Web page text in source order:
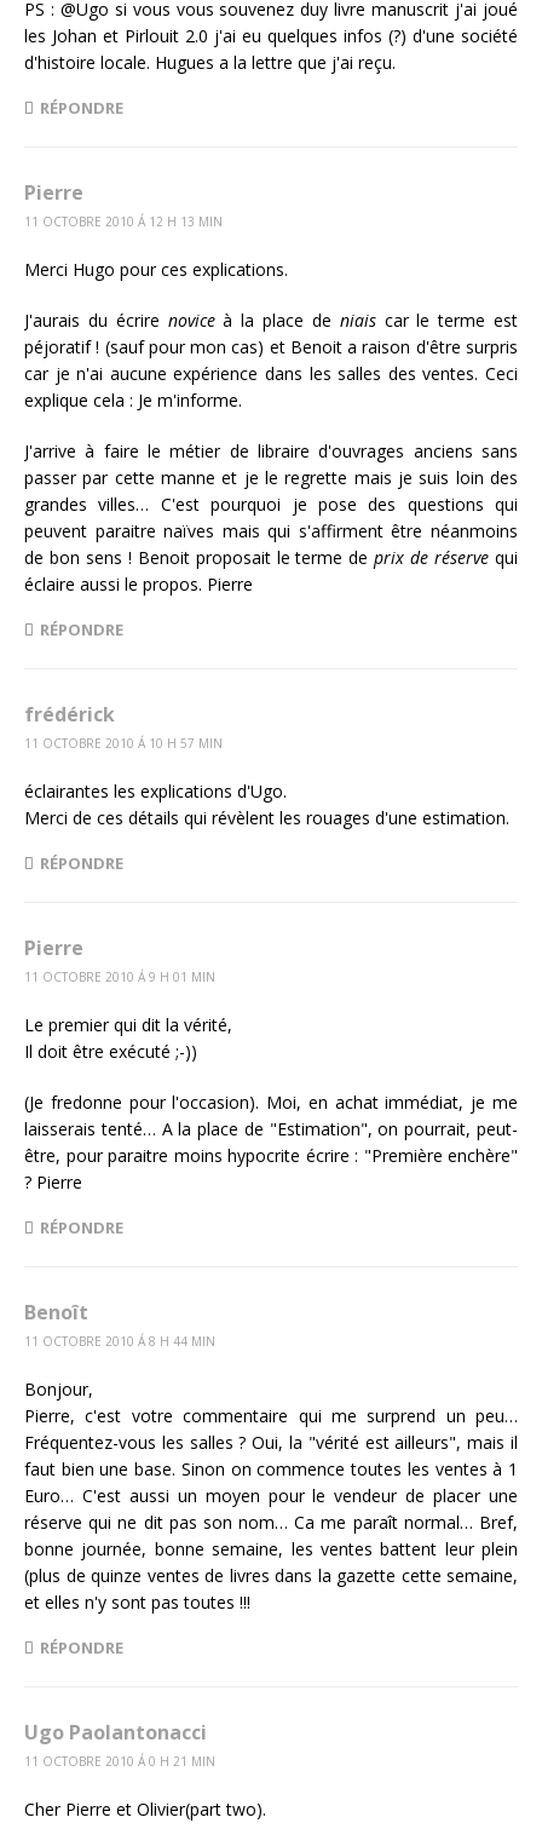
PS : @Ugo si vous vous souvenez duy livre manuscrit j'ai joué
les Johan et Pirlouit 2.0 j'ai eu quelques infos (?) d'une société
d'histoire locale. Hugues a la lettre que j'ai reçu.
RÉPONDRE
Pierre
11 OCTOBRE 2010 Á 12 H 13 MIN
Merci Hugo pour ces explications.
J'aurais du écrire noviceà la place de niais car le terme est
péjoratif ! (sauf pour mon cas) et Benoit a raison d'être surpris
car je n'ai aucune expérience dans les salles des ventes. Ceci
explique cela : Je m'informe.
J'arrive à faire le métier de libraire d'ouvrages anciens sans
passer par cette manne et je le regrette mais je suis loin des
grandes villes… C'est pourquoi je pose des questions qui
peuvent paraitre naïves mais qui s'affirment être néanmoins
de bon sens ! Benoit proposait le terme deprix de réserve qui
éclaire aussi le propos. Pierre
RÉPONDRE
frédérick
11 OCTOBRE 2010 Á 10 H 57 MIN
éclairantes les explications d'Ugo.
Merci de ces détails qui révèlent les rouages d'une estimation.
RÉPONDRE
Pierre
11 OCTOBRE 2010 Á 9 H 01 MIN
Le premier qui dit la vérité,
Il doit être exécuté ;-))
(Je fredonne pour l'occasion). Moi, en achat immédiat, je me
laisserais tenté… A la place de "Estimation", on pourrait, peut-
être, pour paraitre moins hypocrite écrire : "Première enchère"
? Pierre
RÉPONDRE
Benoît
11 OCTOBRE 2010 Á 8 H 44 MIN
Bonjour,
Pierre, c'est votre commentaire qui me surprend un peu…
Fréquentez-vous les salles ? Oui, la "vérité est ailleurs", mais il
faut bien une base. Sinon on commence toutes les ventes à 1
Euro… C'est aussi un moyen pour le vendeur de placer une
réserve qui ne dit pas son nom… Ca me paraît normal… Bref,
bonne journée, bonne semaine, les ventes battent leur plein
(plus de quinze ventes de livres dans la gazette cette semaine,
et elles n'y sont pas toutes !!!
RÉPONDRE
Ugo Paolantonacci
11 OCTOBRE 2010 Á 0 H 21 MIN
Cher Pierre et Olivier(part two).